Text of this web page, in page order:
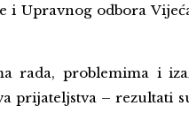
i Upravnog odbora
rada, problemima i
prijateljstva – rezultati